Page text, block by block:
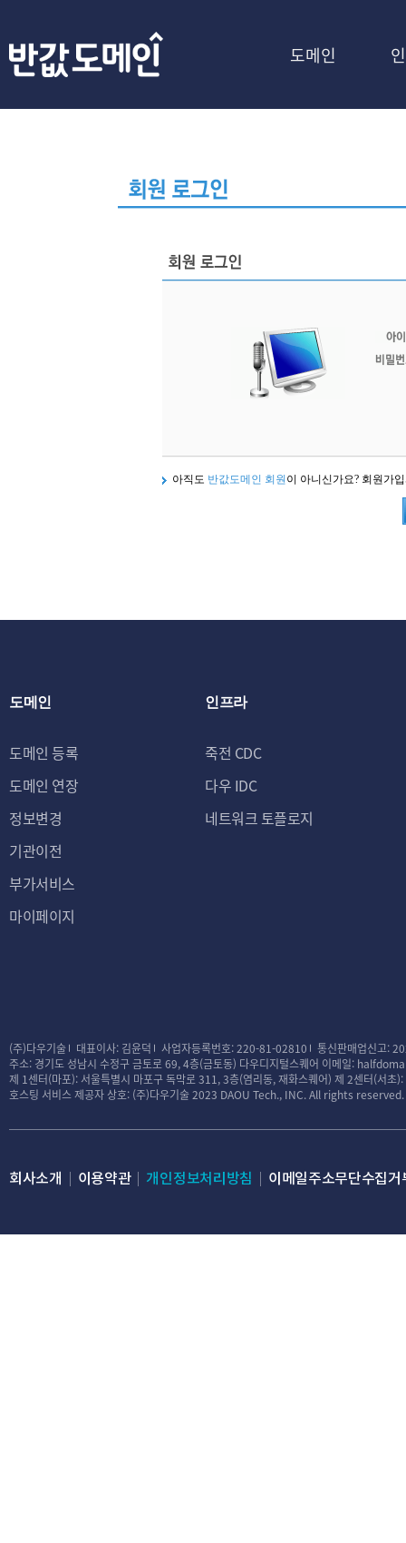
도메인
아직도 반값도메인 회원 이 아니신가요? 회원가
도메인
도메인 등록
도메인 연장
정보변경
기관이전
부가서비스
마이페이지
인프라
죽전 CDC
다우 IDC
네트워크 토플로지
(주)다우기술 대표이사: 김윤덕 사업자등록번호: 220-81-02810
통신판매업신고:
주소: 경기도 성남시 수정구 금토로 69, 4층(금토동) 다우디지털스퀘어 이메일:
제 1센터(마포): 서울특별시 마포구 독막로 311, 3층(염리동, 재화스퀘어) 제 2센터(서초
호스팅 서비스 제공자 상호: (주)다우기술2023 DAOU Tech., INC. All rights reserved.
회사소개 이용약관 개인정보처리방침 이메일주소무단수집거